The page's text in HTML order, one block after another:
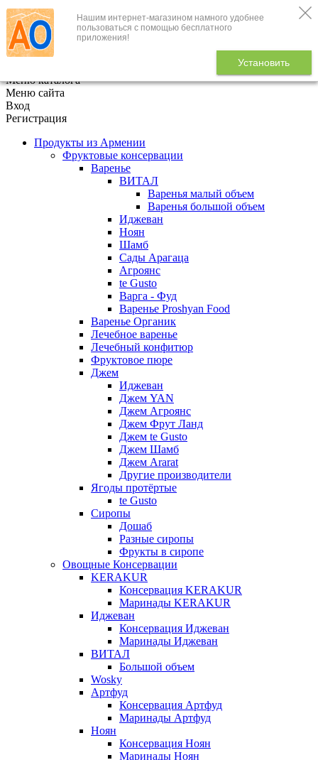
Нашим интернет-магазином намного удобнее
пользоваться с помощью бесплатного
приложения!
Установить
+7 (495) 646-888-1
В корзине
Меню каталога
Меню сайта
Вход
Регистрация
Продукты из Армении
Фруктовые консервации
Варенье
ВИТАЛ
Варенья малый объем
Варенья большой объем
Иджеван
Ноян
Шамб
Сады Арагаца
Агроянс
te Gusto
Варга - Фуд
Варенье Proshyan Food
Варенье Органик
Лечебное варенье
Лечебный конфитюр
Фруктовое пюре
Джем
Иджеван
Джем YAN
Джем Агроянс
Джем Фрут Ланд
Джем te Gusto
Джем Шамб
Джем Ararat
Другие производители
Ягоды протёртые
te Gusto
Сиропы
Дошаб
Разные сиропы
Фрукты в сиропе
Овощные Консервации
KERAKUR
Консервация KERAKUR
Маринады KERAKUR
Иджеван
Консервация Иджеван
Маринады Иджеван
ВИТАЛ
Большой объем
Wosky
Артфуд
Консервация Артфуд
Маринады Артфуд
Ноян
Консервация Ноян
Маринады Ноян